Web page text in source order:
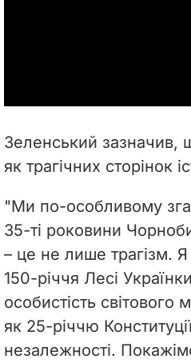
Зеленський зазначив,
як трагічних сторінок
"Ми по-особливому
35-ті роковини
– це не лише трагізм.
150-річчя Лесі
особистість
як 25-річчю
незалежності.